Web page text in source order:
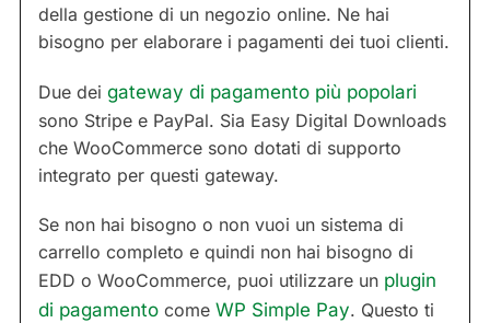
della gestione di un negozio online. Ne hai
bisogno per elaborare i pagamenti dei tuoi clienti.
Due dei gateway di pagamento più popolari
sono Stripe e PayPal. Sia Easy Digital Downloads
che WooCommerce sono dotati di supporto
integrato per questi gateway.
Se non hai bisogno o non vuoi un sistema di
carrello completo e quindi non hai bisogno di
EDD o WooCommerce, puoi utilizzare un plugin
di pagamento come WP Simple Pay. Questo ti